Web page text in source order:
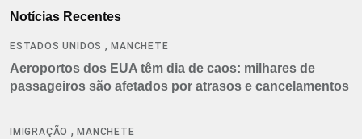
Notícias Recentes
ESTADOS UNIDOS ,MANCHETE
Aeroportos dos EUA têm dia de caos: milhares de
passageiros são afetados por atrasos e cancelamentos
IMIGRAÇÃO ,MANCHETE